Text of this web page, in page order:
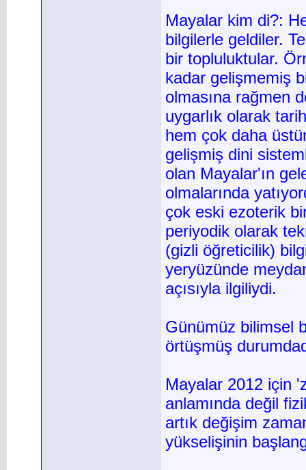
Mayalar kim di?:
bilgilerle geldiler.
bir topluluktular.
kadar gelişmemiş
olmasına rağmen
uygarlık olarak
hem çok daha
gelişmiş dini
olan Mayalar'ın
olmalarında
çok eski ezoterik
periyodik olarak
(gizli öğreticilik)
yeryüzünde
açısıyla ilgiliydi.
Günümüz bilimsel
örtüşmüş
Mayalar 2012 için
anlamında değil
artık değişim
yükselişinin